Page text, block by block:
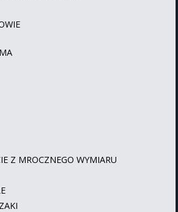
Z MROCZNEGO WYMIARU